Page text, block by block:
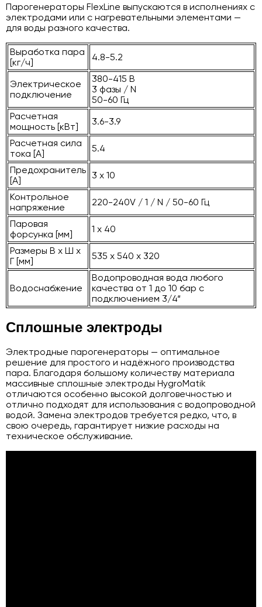
Парогенераторы FlexLine выпускаются в исполнениях с
электродами или с нагревательными элементами —
для воды разного качества.
Выработка пара
[кг/ч]
4.8-5.2
Электрическое
подключение
380-415 В
3 фазы / N
50-60 Гц
Расчетная
мощность [кВт]
3.6-3.9
Расчетная сила
тока [A]
5.4
Предохранитель
[A]
3 х 10
Контрольное
напряжение
220-240V / 1 / N / 50-60 Гц
Паровая
форсунка [мм]
1 x 40
Размеры В x Ш x
Г [мм]
535 x 540 x 320
Водоснабжение
Водопроводная вода любого
качества от 1 до 10 бар с
подключением 3/4“
Сплошные электроды
Электродные парогенераторы — оптимальное
решение для простого и надёжного производства
пара. Благодаря большому количеству материала
массивные сплошные электроды HygroMatik
отличаются особенно высокой долговечностью и
отлично подходят для использования с водопроводной
водой. Замена электродов требуется редко, что, в
свою очередь, гарантирует низкие расходы на
техническое обслуживание.